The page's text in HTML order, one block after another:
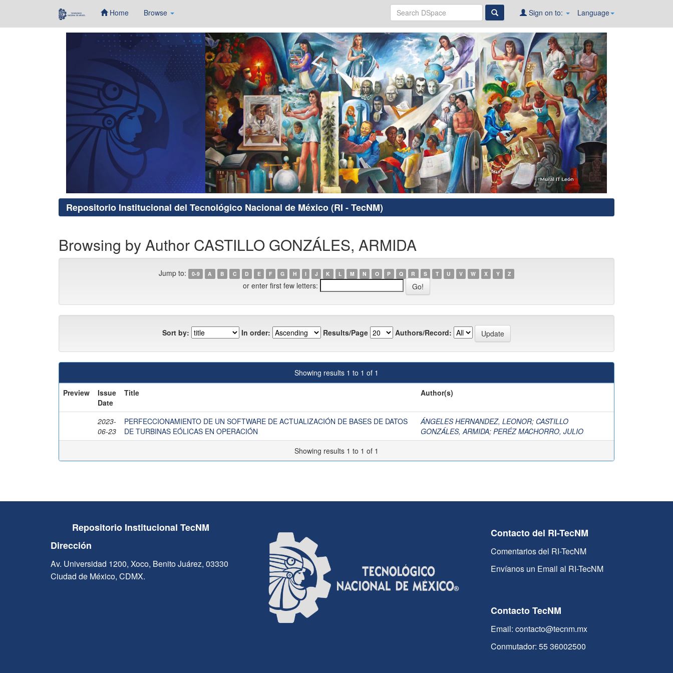
Home Browse Language
Sign on to:
Repositorio Institucional del Tecnológico Nacional de México (RI - TecNM)
Browsing by Author CASTILLO GONZÁLES, ARMIDA
Jump to: 0-9 A B C D E F G H I J K L M N O P Q R S T U V W X Y Z
or enter first few letters:
Sort by: In order: Results/Page Authors/Record:
Showing results 1 to 1 of 1
Preview
Issue
Date
Title Author(s)
2023-
06-23
PERFECCIONAMIENTO DE UN SOFTWARE DE ACTUALIZACIÓN DE BASES DE DATOS
DE TURBINAS EÓLICAS EN OPERACIÓN
ÁNGELES HERNANDEZ, LEONOR; CASTILLO
GONZÁLES, ARMIDA; PERÉZ MACHORRO, JULIO
Showing results 1 to 1 of 1
Repositorio Institucional TecNM
Dirección
Av. Universidad 1200, Xoco, Benito Juárez, 03330
Ciudad de México, CDMX.
Contacto del RI-TecNM
Comentarios del RI-TecNM
Envíanos un Email al RI-TecNM
Contacto TecNM
Email: contacto@tecnm.mx
Conmutador: 55 36002500